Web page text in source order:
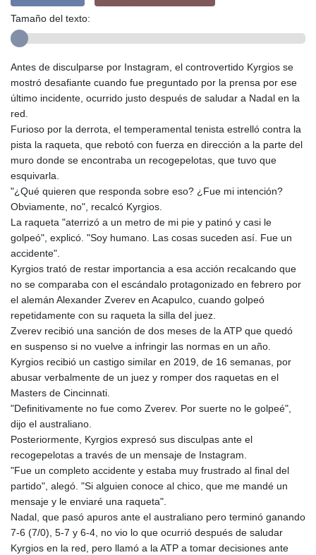
Tamaño del texto:
Antes de disculparse por Instagram, el controvertido Kyrgios se
mostró desafiante cuando fue preguntado por la prensa por ese
último incidente, ocurrido justo después de saludar a Nadal en la
red.
Furioso por la derrota, el temperamental tenista estrelló contra la
pista la raqueta, que rebotó con fuerza en dirección a la parte del
muro donde se encontraba un recogepelotas, que tuvo que
esquivarla.
"¿Qué quieren que responda sobre eso? ¿Fue mi intención?
Obviamente, no", recalcó Kyrgios.
La raqueta "aterrizó a un metro de mi pie y patinó y casi le
golpeó", explicó. "Soy humano. Las cosas suceden así. Fue un
accidente".
Kyrgios trató de restar importancia a esa acción recalcando que
no se comparaba con el escándalo protagonizado en febrero por
el alemán Alexander Zverev en Acapulco, cuando golpeó
repetidamente con su raqueta la silla del juez.
Zverev recibió una sanción de dos meses de la ATP que quedó
en suspenso si no vuelve a infringir las normas en un año.
Kyrgios recibió un castigo similar en 2019, de 16 semanas, por
abusar verbalmente de un juez y romper dos raquetas en el
Masters de Cincinnati.
"Definitivamente no fue como Zverev. Por suerte no le golpeé",
dijo el australiano.
Posteriormente, Kyrgios expresó sus disculpas ante el
recogepelotas a través de un mensaje de Instagram.
"Fue un completo accidente y estaba muy frustrado al final del
partido", alegó. "Si alguien conoce al chico, que me mandé un
mensaje y le enviaré una raqueta".
Nadal, que pasó apuros ante el australiano pero terminó ganando
7-6 (7/0), 5-7 y 6-4, no vio lo que ocurrió después de saludar
Kyrgios en la red, pero llamó a la ATP a tomar decisiones ante